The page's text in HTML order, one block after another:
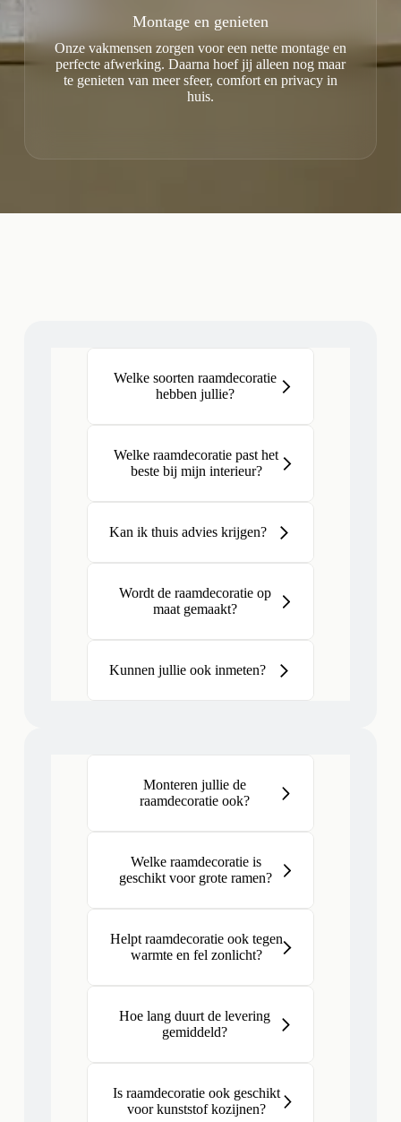
Montage en genieten
Onze vakmensen zorgen voor een nette montage en
perfecte afwerking. Daarna hoef jij alleen nog maar
te genieten van meer sfeer, comfort en privacy in
huis.
Welke soorten raamdecoratie
hebben jullie?
Welke raamdecoratie past het
beste bij mijn interieur?
Kan ik thuis advies krijgen?
Wordt de raamdecoratie op
maat gemaakt?
Kunnen jullie ook inmeten?
Monteren jullie de
raamdecoratie ook?
Welke raamdecoratie is
geschikt voor grote ramen?
Helpt raamdecoratie ook tegen
warmte en fel zonlicht?
Hoe lang duurt de levering
gemiddeld?
Is raamdecoratie ook geschikt
voor kunststof kozijnen?